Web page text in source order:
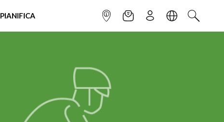
PIANIFICA INFOPOINTNEWSLETTER
ISCRIVITILINGUACERCA